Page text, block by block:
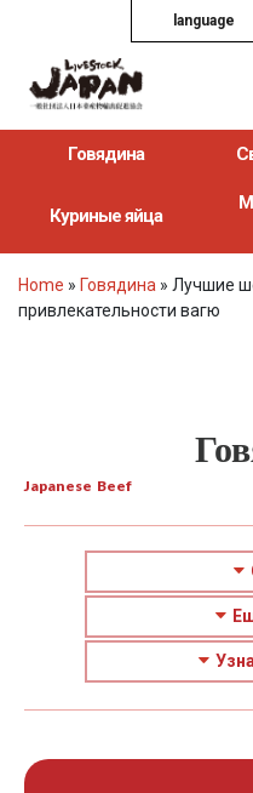
language
Говядина
Куриные яйца
Home » Говядина » Лучшие
привлекательности вагю
Japanese Beef